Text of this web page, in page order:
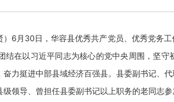
月30日，华容县优秀共产党员、优秀党务工
结在以习近平同志为核心的党中央周围，坚
力挺进中部县域经济百强县。县委副书记、
领导、曾担任县委副书记以上职务的老同志参